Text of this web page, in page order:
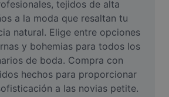
tejidos de alta
a la moda que resaltan tu
natural. Elige entre opciones
y bohemias para todos los
de boda. Compra con
hechos para proporcionar
a las novias petite.